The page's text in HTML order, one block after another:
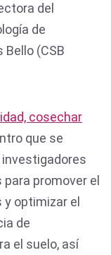
del
de
(CSB
cosechar
que se
investigadores
promover el
optimizar el
de
el suelo, así